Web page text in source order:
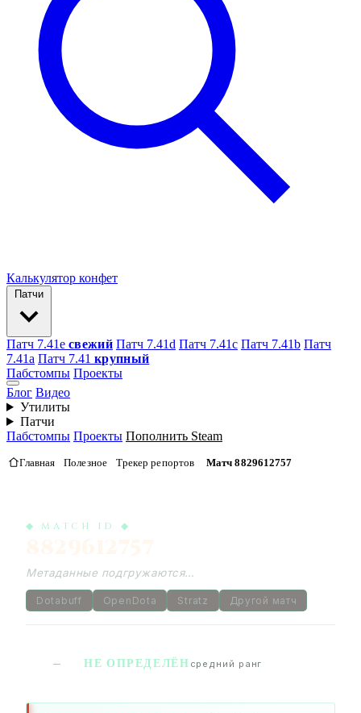
Калькулятор конфет
Патчи
Патч 7.41e свежий Патч 7.41d Патч 7.41c Патч 7.41b Патч
7.41а Патч 7.41 крупный
Пабстомпы Проекты
Блог Видео
Утилиты
Патчи
Пабстомпы Проекты Пополнить Steam
Главная Полезное Трекер репортов Матч 8829612757
◆ MATCH ID ◆
Метаданные подгружаются…
Dotabuff OpenDota Stratz Другой матч
— НЕ ОПРЕДЕЛЁН средний ранг